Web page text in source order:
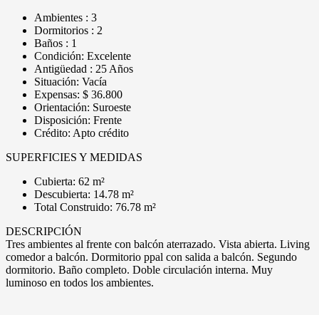
Ambientes : 3
Dormitorios : 2
Baños : 1
Condición: Excelente
Antigüedad : 25 Años
Situación: Vacía
Expensas: $ 36.800
Orientación: Suroeste
Disposición: Frente
Crédito: Apto crédito
SUPERFICIES Y MEDIDAS
Cubierta: 62 m²
Descubierta: 14.78 m²
Total Construido: 76.78 m²
DESCRIPCIÓN
Tres ambientes al frente con balcón aterrazado. Vista abierta. Living
comedor a balcón. Dormitorio ppal con salida a balcón. Segundo
dormitorio. Baño completo. Doble circulación interna. Muy
luminoso en todos los ambientes.